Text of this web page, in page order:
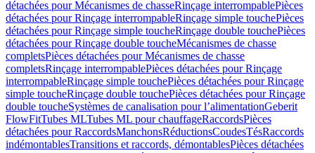
détachées pour Mécanismes de chasseRinçage interrompablePièces
détachées pour Rinçage interrompableRinçage simple touchePièces
détachées pour Rinçage simple toucheRinçage double touchePièces
détachées pour Rinçage double toucheMécanismes de chasse
completsPièces détachées pour Mécanismes de chasse
completsRinçage interrompablePièces détachées pour Rinçage
interrompableRinçage simple touchePièces détachées pour Rinçage
simple toucheRinçage double touchePièces détachées pour Rinçage
double toucheSystèmes de canalisation pour l’alimentationGeberit
FlowFitTubes MLTubes ML pour chauffageRaccordsPièces
détachées pour RaccordsManchonsRéductionsCoudesTésRaccords
indémontablesTransitions et raccords, démontablesPièces détachées